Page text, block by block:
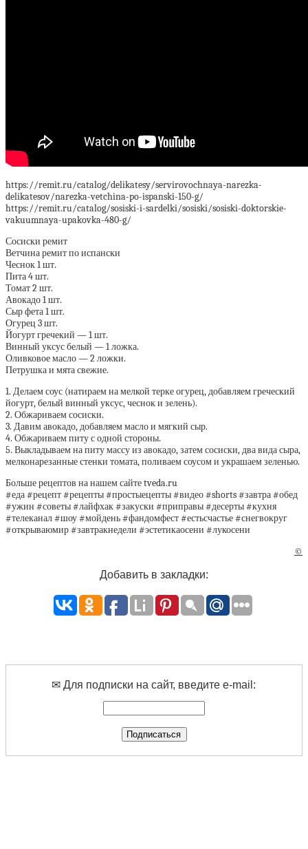
https://remit.ru/catalog/delikatesy/servirovochnaya-narezka-
delikatesov/narezka-vetchina-po-ispanski-150-g/
https://remit.ru/catalog/sosiski-i-sardelki/sosiski/sosiski-doktorskie-
vakuumnaya-upakovka-480-g/
Сосиски ремит
Ветчина ремит по испански
Чеснок 1 шт.
Пита 4 шт.
Томат 2 шт.
Авокадо 1 шт.
Сыр фета 1 шт.
Огурец 3 шт.
Йогурт гречекий — 1 шт.
Винный уксус белый — 1 ложка.
Оливковое масло — 2 ложки.
Петрушка и мята свежие.
1. Делаем соус (натираем на мелкой терке огурец, добавляем греческий
йогурт, белый винный уксус, чеснок и зелень).
2. Обжариваем сосиски.
3. Давим авокадо, добавляем масло и мягкий сыр.
4. Обжариваем питу с одной стороны.
5. Выкладываем на питу массу из авокадо, затем сосиски, два вида сыра,
мелконарезанные стенки томата, поливаем соусом и украшаем зеленью.
Больше рецептов на нашем сайте tveda.ru
#еда #рецепт #рецепты #простыецепты #видео #shorts #завтра #обед
#ужин #советы #лайфхак #закуски #приправы #десерты #кухня
#телеканал #шоу #мойдень #фандомфест #естьсчастье #снегвокруг
#открываюмир #завтракнедели #эстетикаосени #лукосени
©
Добавить в закладки:
✉ Для подписки на сайт, введите e-mail: